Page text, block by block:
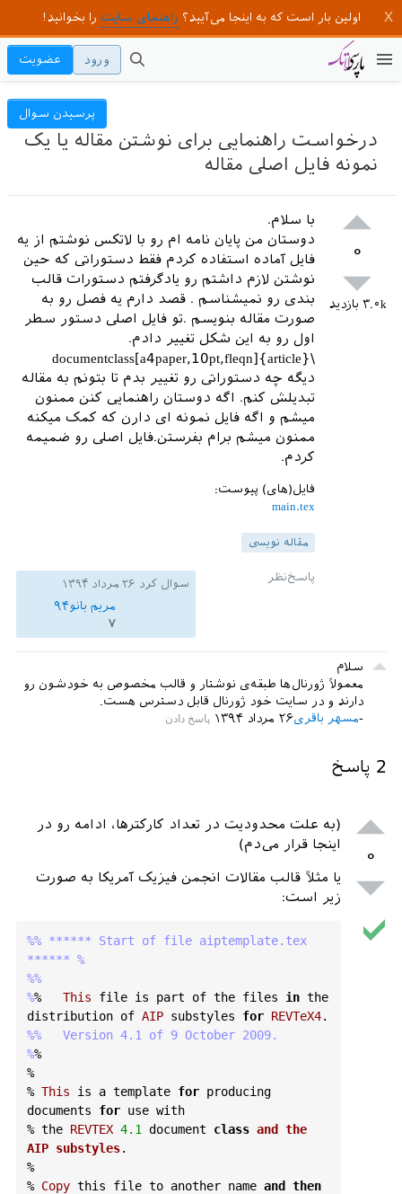
اولین بار است که به اینجا می‌آیید؟ راهنمای سایت را بخوانید!
ورود عضویت
درخواست راهنمایی برای نوشتن مقاله یا یک
نمونه فایل اصلی مقاله
پرسیدن سوال
۰
۳.۰k بازدید
با سلام.
دوستان من پایان نامه ام رو با لاتکس نوشتم از یه
فایل آماده استفاده کردم فقط دستوراتی که حین
نوشتن لازم داشتم رو یادگرفتم دستورات قالب
بندی رو نمیشناسم . قصد دارم یه فصل رو به
صورت مقاله بنویسم .تو فایل اصلی دستور سطر
اول رو به این شکل تغییر دادم.
\documentclass[a4paper,10pt,fleqn]{article}
دیگه چه دستوراتی رو تغییر بدم تا بتونم به مقاله
تبدیلش کنم. اگه دوستان راهنمایی کنن ممنون
میشم و اگه فایل نمونه ای دارن که کمک میکنه
ممنون میشم برام بفرستن.فایل اصلی رو ضمیمه
کردم.
فایل(های) پیوست:
main.tex
مقاله نویسی
سوال کرد ۲۶ مرداد ۱۳۹۴
مریم بانو۹۴
۷
سلام
معمولاً ژورنال‌ها طبقه‌ی نوشتار و قالب مخصوص به خودشون رو
دارند و در سایت خود ژورنال قابل دسترس هست.
۲۶ مرداد ۱۳۹۴مسهر باقری
2 پاسخ
۰
(به علت محدودیت در تعداد کارکترها، ادامه رو در
اینجا قرار می‌دم)
یا مثلاً قالب مقالات انجمن فیزیک آمریکا به صورت
زیر است:
%% ****** Start of file aiptemplate.tex
****** %
%%
%% This file is part of the files in the
distribution of AIP substyles for REVTeX4
%%   Version 4.1 of 9 October 2009.
%%
%
% This is a template for producing
documents
for use with
% the REVTEX 4.1 document class and
the
AIP substyles.
%
% Copy this file to another name and
then